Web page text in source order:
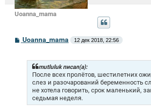
Uoanna_mama
СUoanna_mama 12 дек 2018, 22:56
mutluluk писал(а):
После всех пролётов, шестилетних
слез и разочарований беременность
не хотела говорить, срок маленький,
седьмая неделя.